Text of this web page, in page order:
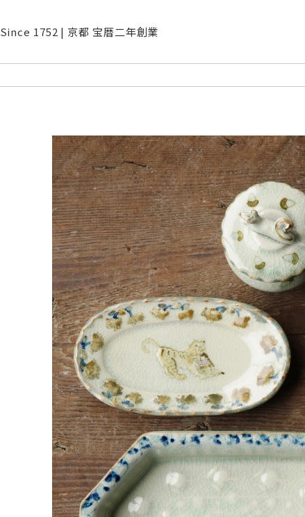
Since 1752 | 京都 宝暦二年創業